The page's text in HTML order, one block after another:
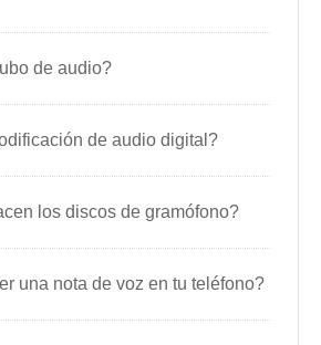
de audio?
de audio digital?
los discos de gramófono?
una nota de voz en tu teléfono?